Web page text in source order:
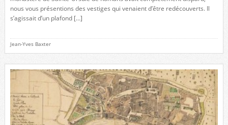
nous vous présentions des vestiges qui venaient d’être redécouverts. Il
s’agissait d’un plafond […]
Jean-Yves Baxter